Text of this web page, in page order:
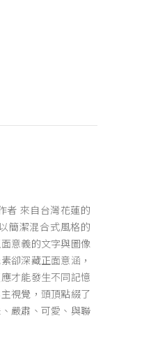
者 來自台灣花蓮的
簡潔混合式風格的
意義的文字與圖像
卻深藏正面意涵，
才能發生不同記憶
視覺，頭頂點綴了
嚴肅、可愛、與聯